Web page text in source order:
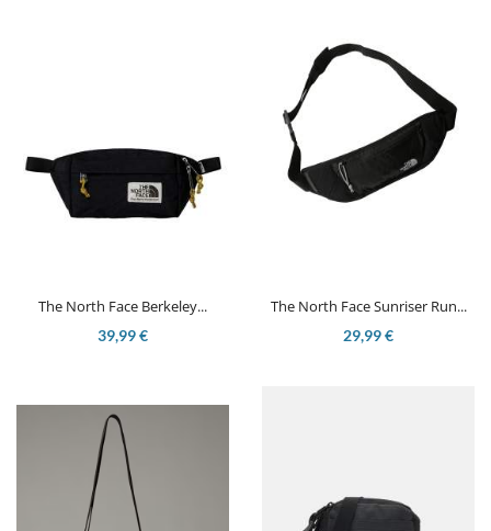
The North Face Berkeley...
39,99 €
The North Face Sunriser Run...
29,99 €